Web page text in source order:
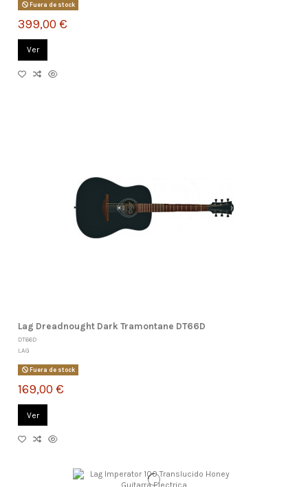
Fuera de stock
399,00 €
Ver
Lag Dreadnought Dark Tramontane DT66D
DT66D
LAG
Fuera de stock
169,00 €
Ver